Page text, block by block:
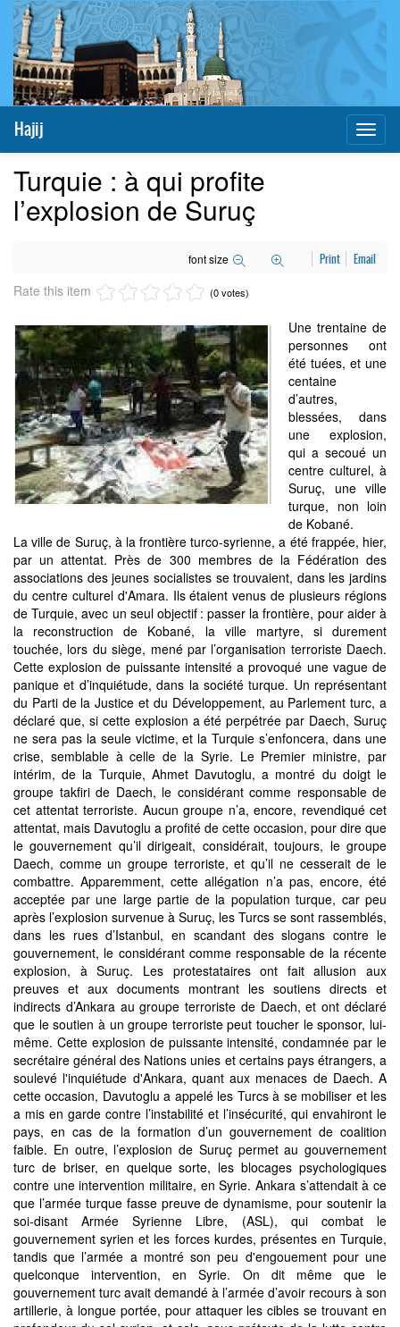
Hajij
Turquie : à qui profite
l’explosion de Suruç
font size Print Email
Rate this item (0 votes)
Une trentaine de
personnes ont
été tuées, et une
centaine
d’autres,
blessées, dans
une explosion,
qui a secoué un
centre culturel, à
Suruç, une ville
turque, non loin
de Kobané.
La ville de Suruç, à la frontière turco-syrienne, a été frappée, hier,
par un attentat. Près de 300 membres de la Fédération des
associations des jeunes socialistes se trouvaient, dans les jardins
du centre culturel d'Amara. Ils étaient venus de plusieurs régions
de Turquie, avec un seul objectif : passer la frontière, pour aider à
la reconstruction de Kobané, la ville martyre, si durement
touchée, lors du siège, mené par l’organisation terroriste Daech.
Cette explosion de puissante intensité a provoqué une vague de
panique et d’inquiétude, dans la société turque. Un représentant
du Parti de la Justice et du Développement, au Parlement turc, a
déclaré que, si cette explosion a été perpétrée par Daech, Suruç
ne sera pas la seule victime, et la Turquie s’enfoncera, dans une
crise, semblable à celle de la Syrie. Le Premier ministre, par
intérim, de la Turquie, Ahmet Davutoglu, a montré du doigt le
groupe takfiri de Daech, le considérant comme responsable de
cet attentat terroriste. Aucun groupe n’a, encore, revendiqué cet
attentat, mais Davutoglu a profité de cette occasion, pour dire que
le gouvernement qu’il dirigeait, considérait, toujours, le groupe
Daech, comme un groupe terroriste, et qu’il ne cesserait de le
combattre. Apparemment, cette allégation n’a pas, encore, été
acceptée par une large partie de la population turque, car peu
après l’explosion survenue à Suruç, les Turcs se sont rassemblés,
dans les rues d’Istanbul, en scandant des slogans contre le
gouvernement, le considérant comme responsable de la récente
explosion, à Suruç. Les protestataires ont fait allusion aux
preuves et aux documents montrant les soutiens directs et
indirects d’Ankara au groupe terroriste de Daech, et ont déclaré
que le soutien à un groupe terroriste peut toucher le sponsor, lui-
même. Cette explosion de puissante intensité, condamnée par le
secrétaire général des Nations unies et certains pays étrangers, a
soulevé l'inquiétude d'Ankara, quant aux menaces de Daech. A
cette occasion, Davutoglu a appelé les Turcs à se mobiliser et les
a mis en garde contre l’instabilité et l’insécurité, qui envahiront le
pays, en cas de la formation d’un gouvernement de coalition
faible. En outre, l’explosion de Suruç permet au gouvernement
turc de briser, en quelque sorte, les blocages psychologiques
contre une intervention militaire, en Syrie. Ankara s’attendait à ce
que l’armée turque fasse preuve de dynamisme, pour soutenir la
soi-disant Armée Syrienne Libre, (ASL), qui combat le
gouvernement syrien et les forces kurdes, présentes en Turquie,
tandis que l’armée a montré son peu d'engouement pour une
quelconque intervention, en Syrie. On dit même que le
gouvernement turc avait demandé à l’armée d’avoir recours à son
artillerie, à longue portée, pour attaquer les cibles se trouvant en